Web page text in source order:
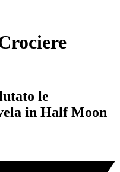
le
in Half Moon